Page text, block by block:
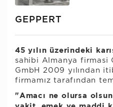
GEPPERT
45 yılın üzerindeki
sahibi Almanya firmasi
GmbH 2009 yılından
firmamız tarafından
"Amacı ne olursa